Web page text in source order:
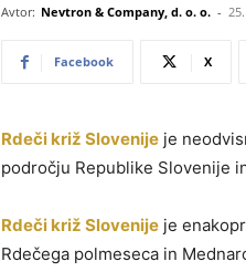
Avtor: Nevtron & Company, d. o. o. -
Facebook X
Rdeči križ Slovenije je
področju Republike Slovenije
Rdeči križ Slovenije je
Rdečega polmeseca in